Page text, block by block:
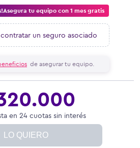
tu equipo con 1 mes gratis
un seguro asociado
de asegurar tu equipo.
en 24 cuotas sin interés
LO QUIERO